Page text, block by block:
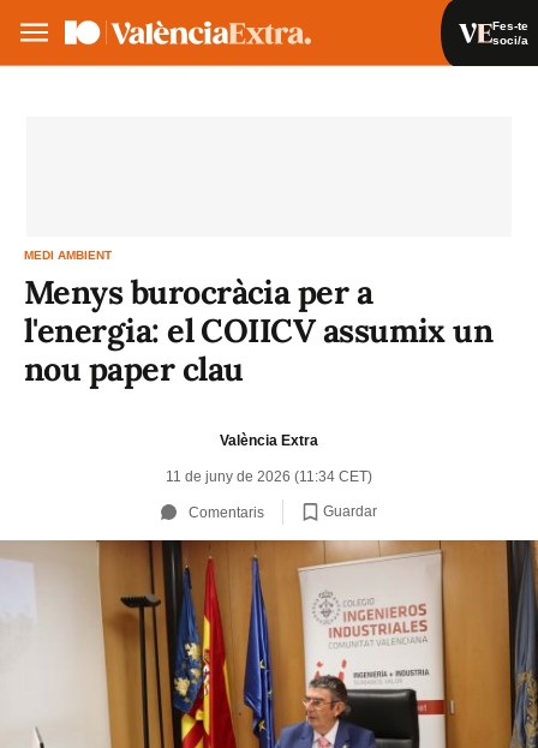
Fes-te
soci/a
MEDI AMBIENT
Menys burocràcia per a
l'energia: el COIICV assumix un
nou paper clau
València Extra
11 de juny de 2026 (11:34 CET)
Comentaris Guardar